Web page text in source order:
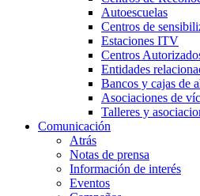
Autoescuelas
Centros de
Estaciones ITV
Centros
Entidades
Bancos y cajas de
Asociaciones de
Talleres y
Comunicación
Atrás
Notas de prensa
Información de interés
Eventos